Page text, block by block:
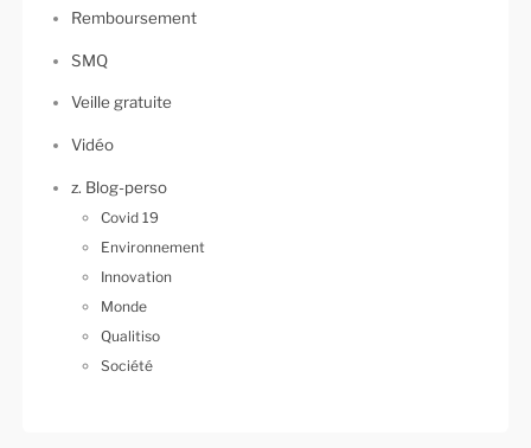
Remboursement
SMQ
Veille gratuite
Vidéo
z. Blog-perso
Covid 19
Environnement
Innovation
Monde
Qualitiso
Société